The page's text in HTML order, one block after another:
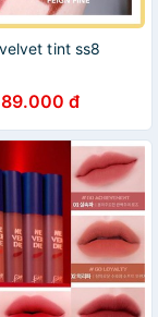
tint ss8
đ